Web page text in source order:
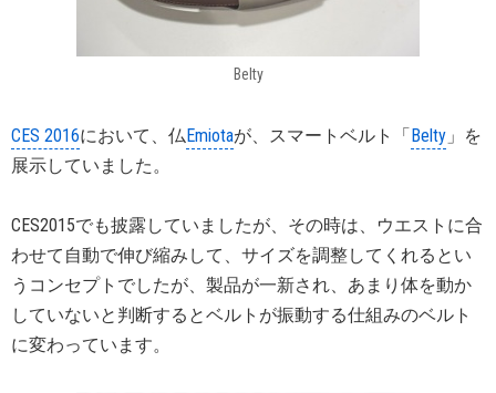
Belty
CES 2016において、仏Emiotaが、スマートベルト「Belty 」を
展示していました。
CES2015でも披露していましたが、その時は、ウエストに合
わせて自動で伸び縮みして、サイズを調整してくれるとい
うコンセプトでしたが、製品が一新され、あまり体を動か
していないと判断するとベルトが振動する仕組みのベルト
に変わっています。